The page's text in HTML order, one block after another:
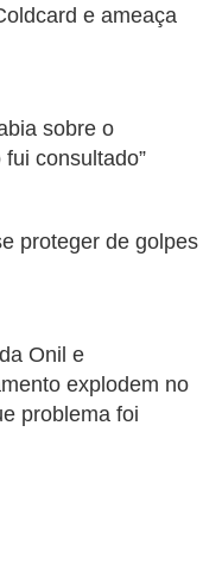
e ameaça
sobre o
consultado”
proteger de golpes
Onil e
explodem no
problema foi